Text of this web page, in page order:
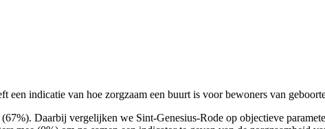
een indicatie van hoe zorgzaam een buurt is voor bewoners van
Daarbij vergelijken we Sint-Genesius-Rode op objectieve